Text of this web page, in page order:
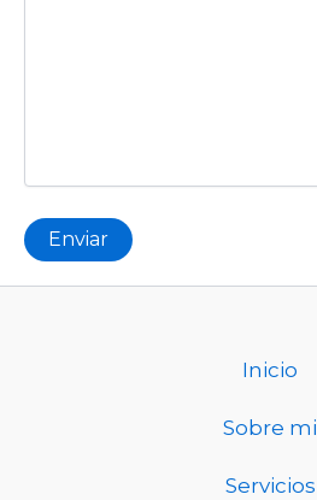
Inicio
Sobre mi
Servicios